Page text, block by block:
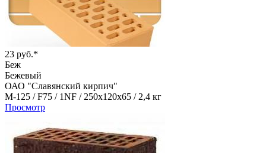
23 руб.*
Беж
Бежевый
ОАО "Славянский кирпич"
М-125 /F75 / 1NF /250х120х65 /2,4 кг
Просмотр